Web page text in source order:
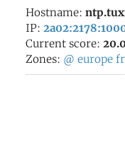
Hostname:
IP:
Current score: 20.0
Zones: @ europe fr